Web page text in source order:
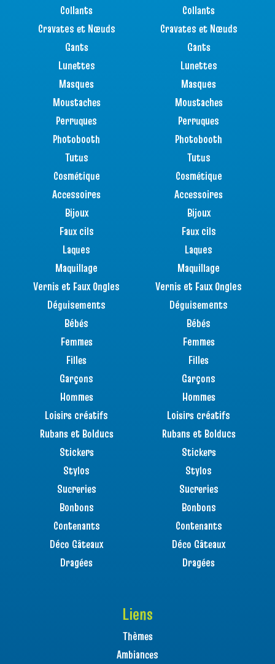
Collants
Cravates et Nœuds
Gants
Lunettes
Masques
Moustaches
Perruques
Photobooth
Tutus
Cosmétique
Accessoires
Bijoux
Faux cils
Laques
Maquillage
Vernis et Faux Ongles
Déguisements
Bébés
Femmes
Filles
Garçons
Hommes
Loisirs créatifs
Rubans et Bolducs
Stickers
Stylos
Sucreries
Bonbons
Contenants
Déco Gâteaux
Dragées
Collants
Cravates et Nœuds
Gants
Lunettes
Masques
Moustaches
Perruques
Photobooth
Tutus
Cosmétique
Accessoires
Bijoux
Faux cils
Laques
Maquillage
Vernis et Faux Ongles
Déguisements
Bébés
Femmes
Filles
Garçons
Hommes
Loisirs créatifs
Rubans et Bolducs
Stickers
Stylos
Sucreries
Bonbons
Contenants
Déco Gâteaux
Dragées
Liens
Thèmes
Ambiances